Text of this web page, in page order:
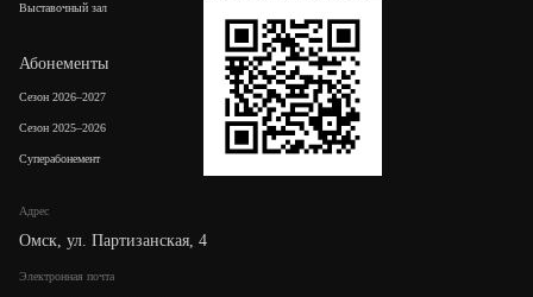
Адрес
Омск, ул. Партизанская, 4
Электронная почта
Выставочный зал
Абонементы
Сезон 2026–2027
Сезон 2025–2026
Суперабонемент